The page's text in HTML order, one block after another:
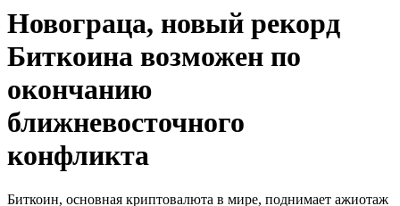
Новограца, новый рекорд
Биткоина возможен по
окончанию
ближневосточного
конфликта
Биткоин, основная криптовалюта в мире, поднимает ажиотаж